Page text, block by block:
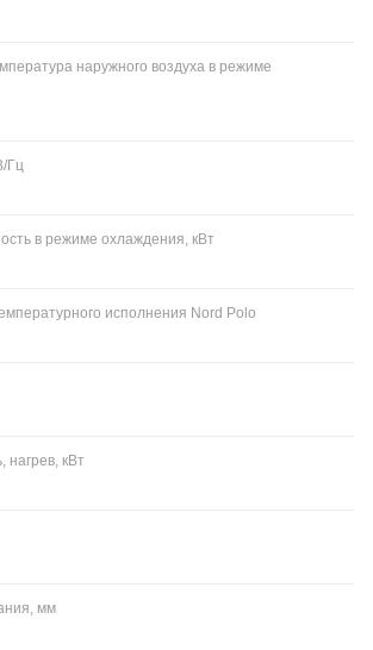
наружного воздуха в режиме
Гц
в режиме охлаждения, кВт
исполнения Nord Polo
нагрев, кВт
мм